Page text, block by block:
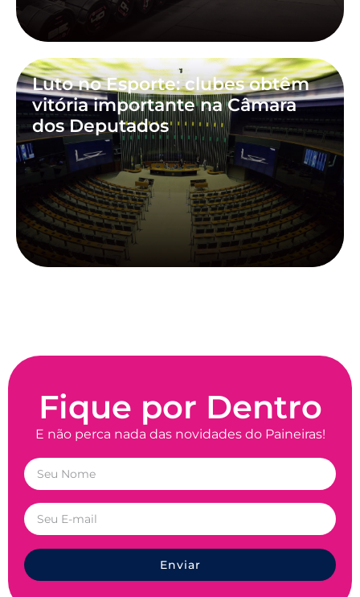
Luto no Esporte: clubes obtêm
vitória importante na Câmara
dos Deputados
Fique por Dentro
E não perca nada das novidades do Paineiras!
Enviar